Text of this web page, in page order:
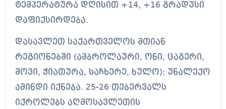
ტემპერატურა დღისით +14, +16 გრადუსი
დაფიქსირდება.
დასავლეთ საქართველოს მთიან
რეგიონებში (ამბროლაური, ონი, ცაგერი,
შოვი, ჭიათურა, საჩხერე, ხულო): უნალექო
ამინდი იქნება. 25-26 თებერვალს
იქროლებს აღმოსავლეთის